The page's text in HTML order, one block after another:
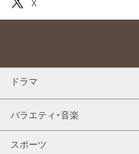
ドラマ
バラエティ・音楽
スポーツ